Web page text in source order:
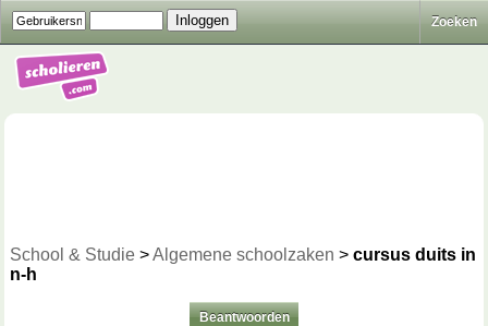
Zoeken
School & Studie >Algemene schoolzaken > cursus duits in
n-h
Beantwoorden